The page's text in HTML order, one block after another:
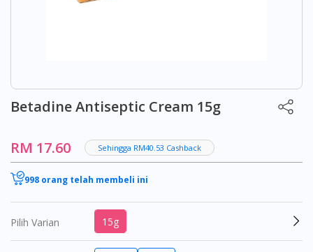
Betadine Antiseptic Cream 15g
RM 17.60 Sehingga RM40.53 Cashback
998 orang telah membeli ini
Pilih Varian 15g